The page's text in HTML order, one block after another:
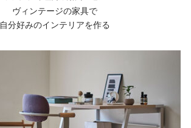
ヴィンテージの家具で
自分好みのインテリアを作る